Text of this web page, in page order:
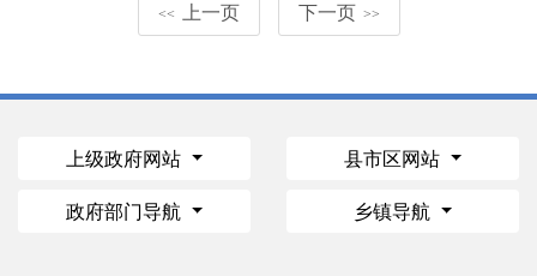
<< 上一页 下一页 >>
上级政府网站 县市区网站
政府部门导航 乡镇导航